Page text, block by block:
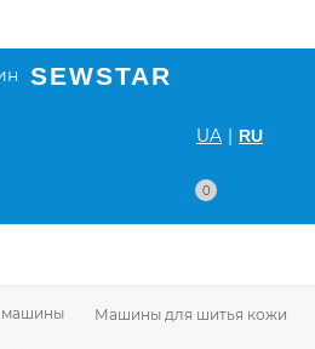
UA | RU
0
SEWSTAR
Машины для шитья кожи